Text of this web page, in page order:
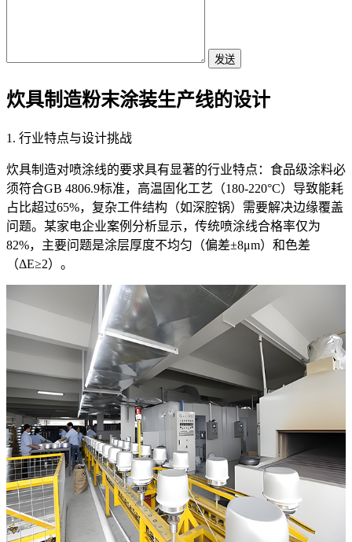
发送
炊具制造粉末涂装生产线的设计
1. 行业特点与设计挑战
炊具制造对喷涂线的要求具有显著的行业特点：食品级涂料必
须符合GB 4806.9标准，高温固化工艺（180-220°C）导致能耗
占比超过65%，复杂工件结构（如深腔锅）需要解决边缘覆盖
问题。某家电企业案例分析显示，传统喷涂线合格率仅为
82%，主要问题是涂层厚度不均匀（偏差±8μm）和色差
（ΔE≥2）。